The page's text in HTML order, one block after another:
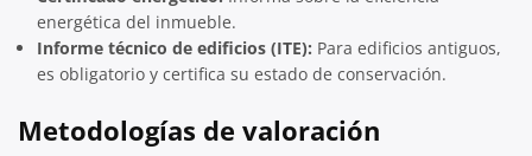
energética del inmueble.
Informe técnico de edificios (ITE): Para edificios antiguos,
es obligatorio y certifica su estado de conservación.
Metodologías de valoración